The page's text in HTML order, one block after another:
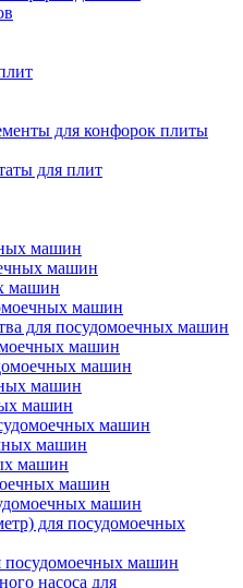
для конфорок плиты
для плит
машин
машин
машин
машин
для посудомоечных машин
машин
машин
машин
машин
машин
машин
машин
машин
машин
для посудомоечных
посудомоечных машин
насоса для